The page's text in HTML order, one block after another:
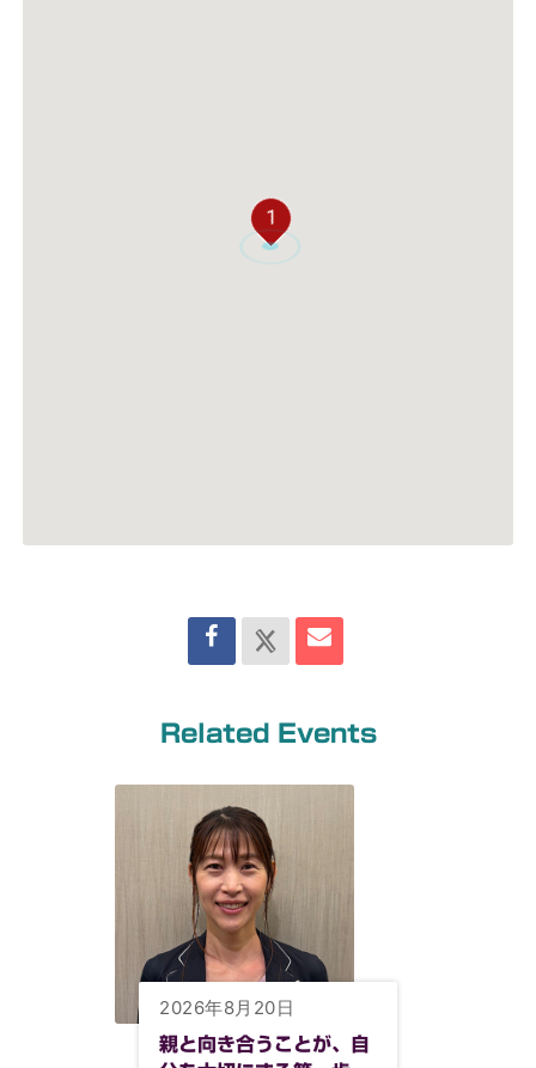
1
Related Events
2026年8月20日
親と向き合うことが、自